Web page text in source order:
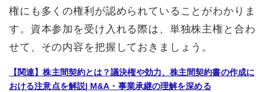
権にも多くの権利が認められていることがわかりま
す。資本参加を受け入れる際は、単独株主権と合わ
せて、その内容を把握しておきましょう。
【関連】株主間契約とは？議決権や効力、株主間契約書の作成に
おける注意点を解説| M&A・事業承継の理解を深める